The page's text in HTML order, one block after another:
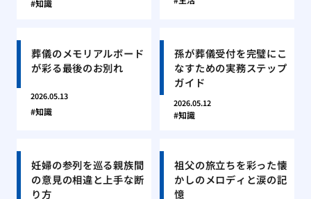
知識
葬儀のメモリアルボード
が彩る最後のお別れ
2026.05.13
知識
孫が葬儀受付を完璧にこ
なすための実務ステップ
ガイド
2026.05.12
知識
妊婦の参列を巡る親族間
の意見の相違と上手な断
り方
祖父の旅立ちを彩った懐
かしのメロディと涙の記
憶